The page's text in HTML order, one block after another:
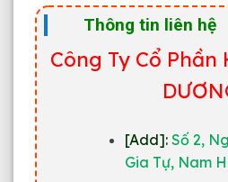
Thông tin liên hệ
Công Ty Cổ Phần
[Add]: Số 2,
Gia Tự, Nam